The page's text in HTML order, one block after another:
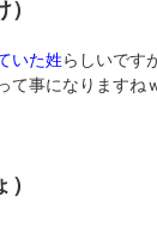
いた姓 らしいです
て事になりますね